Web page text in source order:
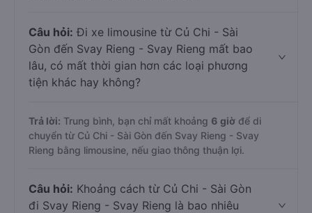
Câu hỏi: Đi xe limousine từ Củ Chi - Sài
Gòn đến Svay Rieng - Svay Rieng mất bao
lâu, có mất thời gian hơn các loại phương
tiện khác hay không?
Trả lời: Trung bình, bạn chỉ mất khoảng 6 giờ để di
chuyển từ Củ Chi - Sài Gòn đến Svay Rieng - Svay
Rieng bằng limousine, nếu giao thông thuận lợi.
Câu hỏi: Khoảng cách từ Củ Chi - Sài Gòn
đi Svay Rieng - Svay Rieng là bao nhiêu